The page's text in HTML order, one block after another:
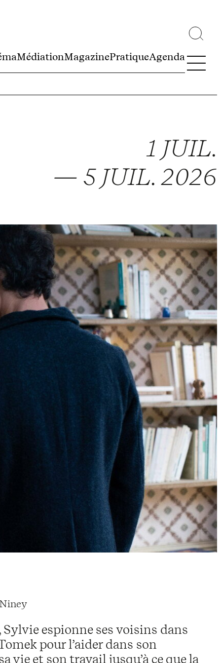
MédiationMagazinePratiqueAgenda
1 JUIL.
— 5 JUIL. 2026
espionne ses voisins dans
pour l’aider dans son
vie et son travail jusqu’à ce que la